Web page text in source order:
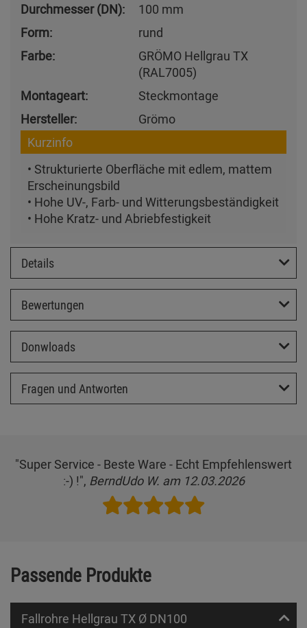
Durchmesser (DN):
100 mm
Form:
rund
Farbe:
GRÖMO Hellgrau TX
(RAL7005)
Montageart:
Steckmontage
Hersteller:
Grömo
Kurzinfo
• Strukturierte Oberfläche mit edlem, mattem
Erscheinungsbild
• Hohe UV-, Farb- und Witterungsbeständigkeit
• Hohe Kratz- und Abriebfestigkeit
Details
Bewertungen
Donwloads
Fragen und Antworten
"Super Service - Beste Ware - Echt Empfehlenswert
:-) !", BerndUdo W. am 12.03.2026
Passende Produkte
Fallrohre Hellgrau TX Ø DN100